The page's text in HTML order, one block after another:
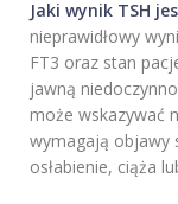
Jaki wynik TSH
nieprawidłowy
FT3 oraz stan
jawną
może wskazywać
wymagają objawy
osłabienie, ciąża